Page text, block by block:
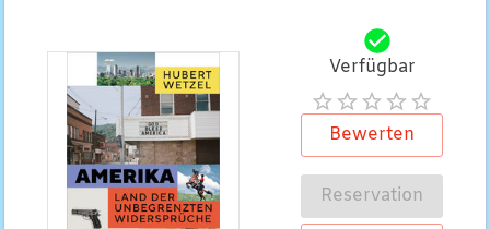
Verfügbar
Bewerten
Reservation